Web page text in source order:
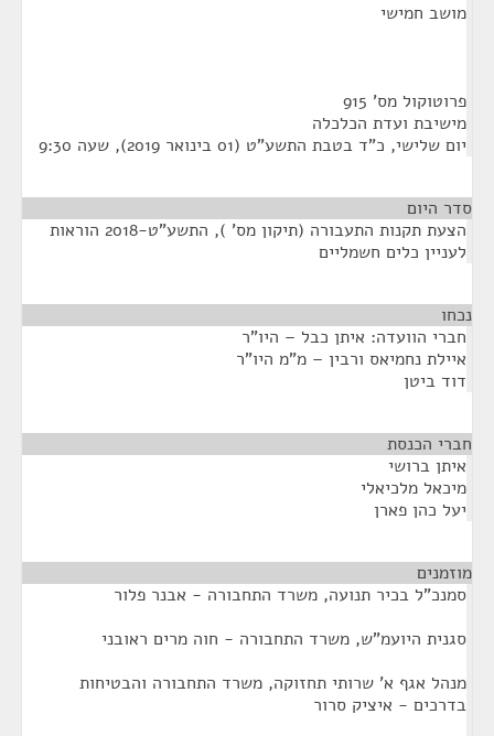
מושב חמישי
פרוטוקול מס' 915
מישיבת ועדת הכלכלה
יום שלישי, כ"ד בטבת התשע"ט (01 בינואר 2019), שעה 9:30
סדר היום
הצעת תקנות התעבורה (תיקון מס' ), התשע"ט-2018 הוראות
לעניין כלים חשמליים
נכחו
חברי הוועדה: איתן כבל – היו"ר
איילת נחמיאס ורבין – מ"מ היו"ר
דוד ביטן
חברי הכנסת
איתן ברושי
מיכאל מלכיאלי
יעל כהן פארן
מוזמנים
סמנכ"ל בכיר תנועה, משרד התחבורה - אבנר פלור
סגנית היועמ"ש, משרד התחבורה - חוה מרים ראובני
מנהל אגף א' שרותי תחזוקה, משרד התחבורה והבטיחות
בדרכים - איציק סרור